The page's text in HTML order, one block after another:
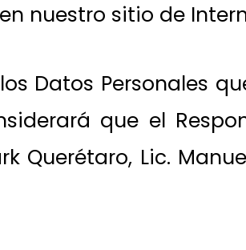
nuestro sitio de
Datos Personales
que el
Querétaro, Lic.